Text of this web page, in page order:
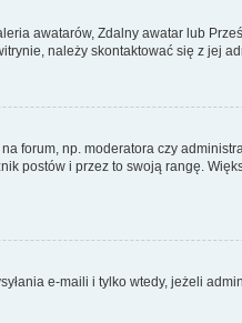
awatarów, Zdalny awatar lub
należy skontaktować się z jej
forum, np. moderatora czy
postów i przez to swoją rangę.
e-maili i tylko wtedy, jeżeli